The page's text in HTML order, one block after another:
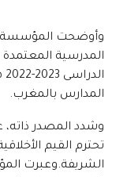
وأوضحت المؤسسة في
المدرسية
المدارس بالمغرب.
وشدد المصدر ذاته،
تحترم القيم
الشريفة.وعبرت